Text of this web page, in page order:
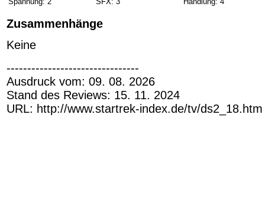
Zusammenhänge
Keine
--------------------------------
Ausdruck vom: 09. 08. 2026
Stand des Reviews: 15. 11. 2024
URL: http://www.startrek-index.de/tv/ds2_18.htm